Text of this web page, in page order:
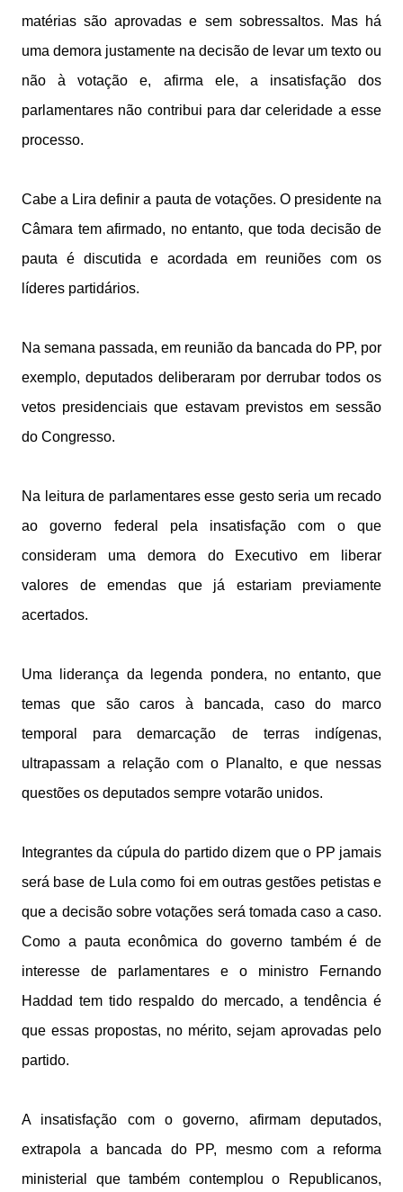
matérias são aprovadas e sem sobressaltos. Mas há
uma demora justamente na decisão de levar um texto ou
não à votação e, afirma ele, a insatisfação dos
parlamentares não contribui para dar celeridade a esse
processo.
Cabe a Lira definir a pauta de votações. O presidente na
Câmara tem afirmado, no entanto, que toda decisão de
pauta é discutida e acordada em reuniões com os
líderes partidários.
Na semana passada, em reunião da bancada do PP, por
exemplo, deputados deliberaram por derrubar todos os
vetos presidenciais que estavam previstos em sessão
do Congresso.
Na leitura de parlamentares esse gesto seria um recado
ao governo federal pela insatisfação com o que
consideram uma demora do Executivo em liberar
valores de emendas que já estariam previamente
acertados.
Uma liderança da legenda pondera, no entanto, que
temas que são caros à bancada, caso do marco
temporal para demarcação de terras indígenas,
ultrapassam a relação com o Planalto, e que nessas
questões os deputados sempre votarão unidos.
Integrantes da cúpula do partido dizem que o PP jamais
será base de Lula como foi em outras gestões petistas e
que a decisão sobre votações será tomada caso a caso.
Como a pauta econômica do governo também é de
interesse de parlamentares e o ministro Fernando
Haddad tem tido respaldo do mercado, a tendência é
que essas propostas, no mérito, sejam aprovadas pelo
partido.
A insatisfação com o governo, afirmam deputados,
extrapola a bancada do PP, mesmo com a reforma
ministerial que também contemplou o Republicanos,